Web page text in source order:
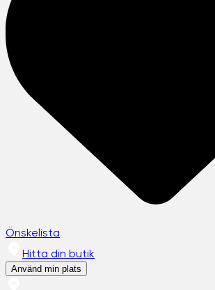
Önskelista
Hitta din butik
Använd min plats